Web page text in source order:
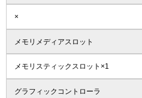
×
メモリメディアスロット
メモリスティックスロット×1
グラフィックコントローラ